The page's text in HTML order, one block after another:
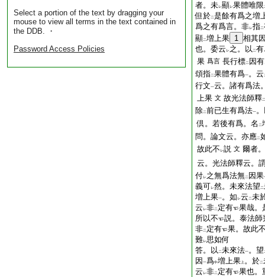
Select a portion of the text by dragging your
mouse to view all terms in the text contained in
the DDB. ・
Password Access Policies
者。未レ顯レ果體唯限
但於二是餘有爲之増
爲之有爲言。非レ指二
顯二増上果 1 相其
也。委云 レ之。以 二
果 爲言 長行標二 因
頌指二果體有爲一。云
行文一云。諸有爲法
上果 文 故光法師釋二
除二前已生有爲法一
倶。若後有爲。名 二
問。論文云。亦應二
故此不 レ説 文 爾者
云。光法師釋云。
付レ之無爲法無二 因果
義可レ然。未來法望 二
増上果一。如 レ云 二未
云 レ非二 定有
果哉。
所以不
説。泰法師
非二 定有
果。故此
難レ思如何
答。以 二未來法一。望
因 一爲中増上果 上 。於二
云 レ非二 定有
果也。